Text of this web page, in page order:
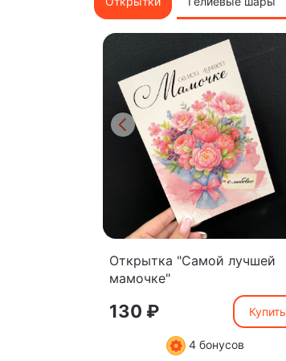
Открытка "Самой лучшей
мамочке"
130 ₽ Купить
4 бонусов